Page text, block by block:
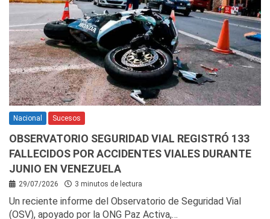
Nacional Sucesos
OBSERVATORIO SEGURIDAD VIAL REGISTRÓ 133
FALLECIDOS POR ACCIDENTES VIALES DURANTE
JUNIO EN VENEZUELA
29/07/2026 3 minutos de lectura
Un reciente informe del Observatorio de Seguridad Vial
(OSV), apoyado por la ONG Paz Activa,…